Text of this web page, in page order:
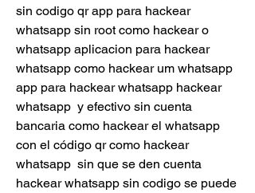
sin codigo qr app para hackear
whatsapp sin root como hackear o
whatsapp aplicacion para hackear
whatsapp como hackear um whatsapp
app para hackear whatsapp hackear
whatsapp  y efectivo sin cuenta
bancaria como hackear el whatsapp
con el código qr como hackear
whatsapp  sin que se den cuenta
hackear whatsapp sin codigo se puede